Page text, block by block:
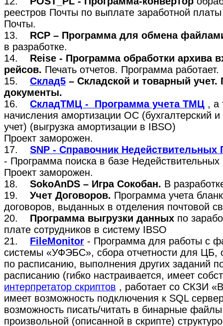
реестров Почты по выплате заработной
Почты.
13. RCP – Программа для обмена
в разработке.
14. Reise - Программа обработки архива
рейсов. Печать отчетов. Программа работает.
15. Склад5 – Складской и товарный
документы.
16. СкладТМЦ - Программа учета ТМЦ , а
начисления амортизации ОС (бухгалтерский
учет) (выгрузка амортизации в IBSO)
Проект заморожен.
17. SNP - Справочник Недействительных
- Программа поиска в базе Недействительных
Проект заморожен.
18. SokoAnDS – Игра Сокобан. В
19. Учет Договоров. Программа учета
договоров, выданных в отделения почтовой
20. Программа выгрузки данных по
плате сотрудников в систему IBSO
21. FileMonitor - Программа для работы с
системы «УФЭБС», сбора отчетности для ЦБ,
по расписанию, выполнения других заданий
расписанию (гибко настраивается, имеет
интерпретатор скриптов , работает со СКЗИ
имеет возможность подключения к SQL
возможность писать/читать в бинарные
произвольной (описанной в скрипте)